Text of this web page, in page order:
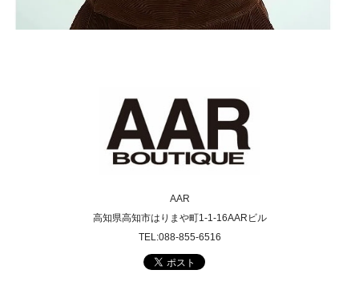
AAR
高知県高知市はりまや町1-1-16AARビル
TEL:088-855-6516